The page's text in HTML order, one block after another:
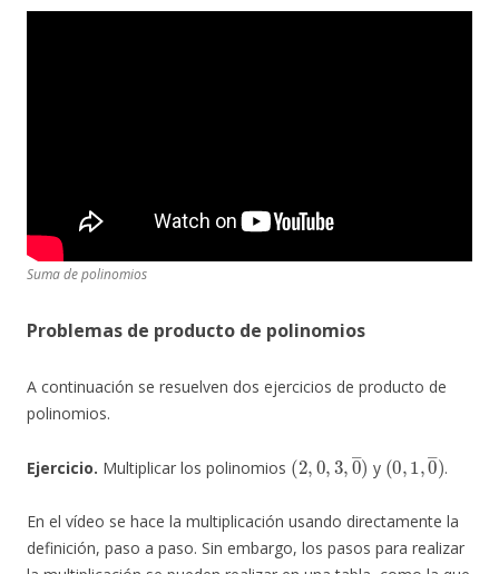
Suma de polinomios
Problemas de producto de polinomios
A continuación se resuelven dos ejercicios de producto de
polinomios.
Ejercicio. Multiplicar los polinomios
(2 0 3, 0―
y
(0 0―
.
En el vídeo se hace la multiplicación usando directamente la
definición, paso a paso. Sin embargo, los pasos para realizar